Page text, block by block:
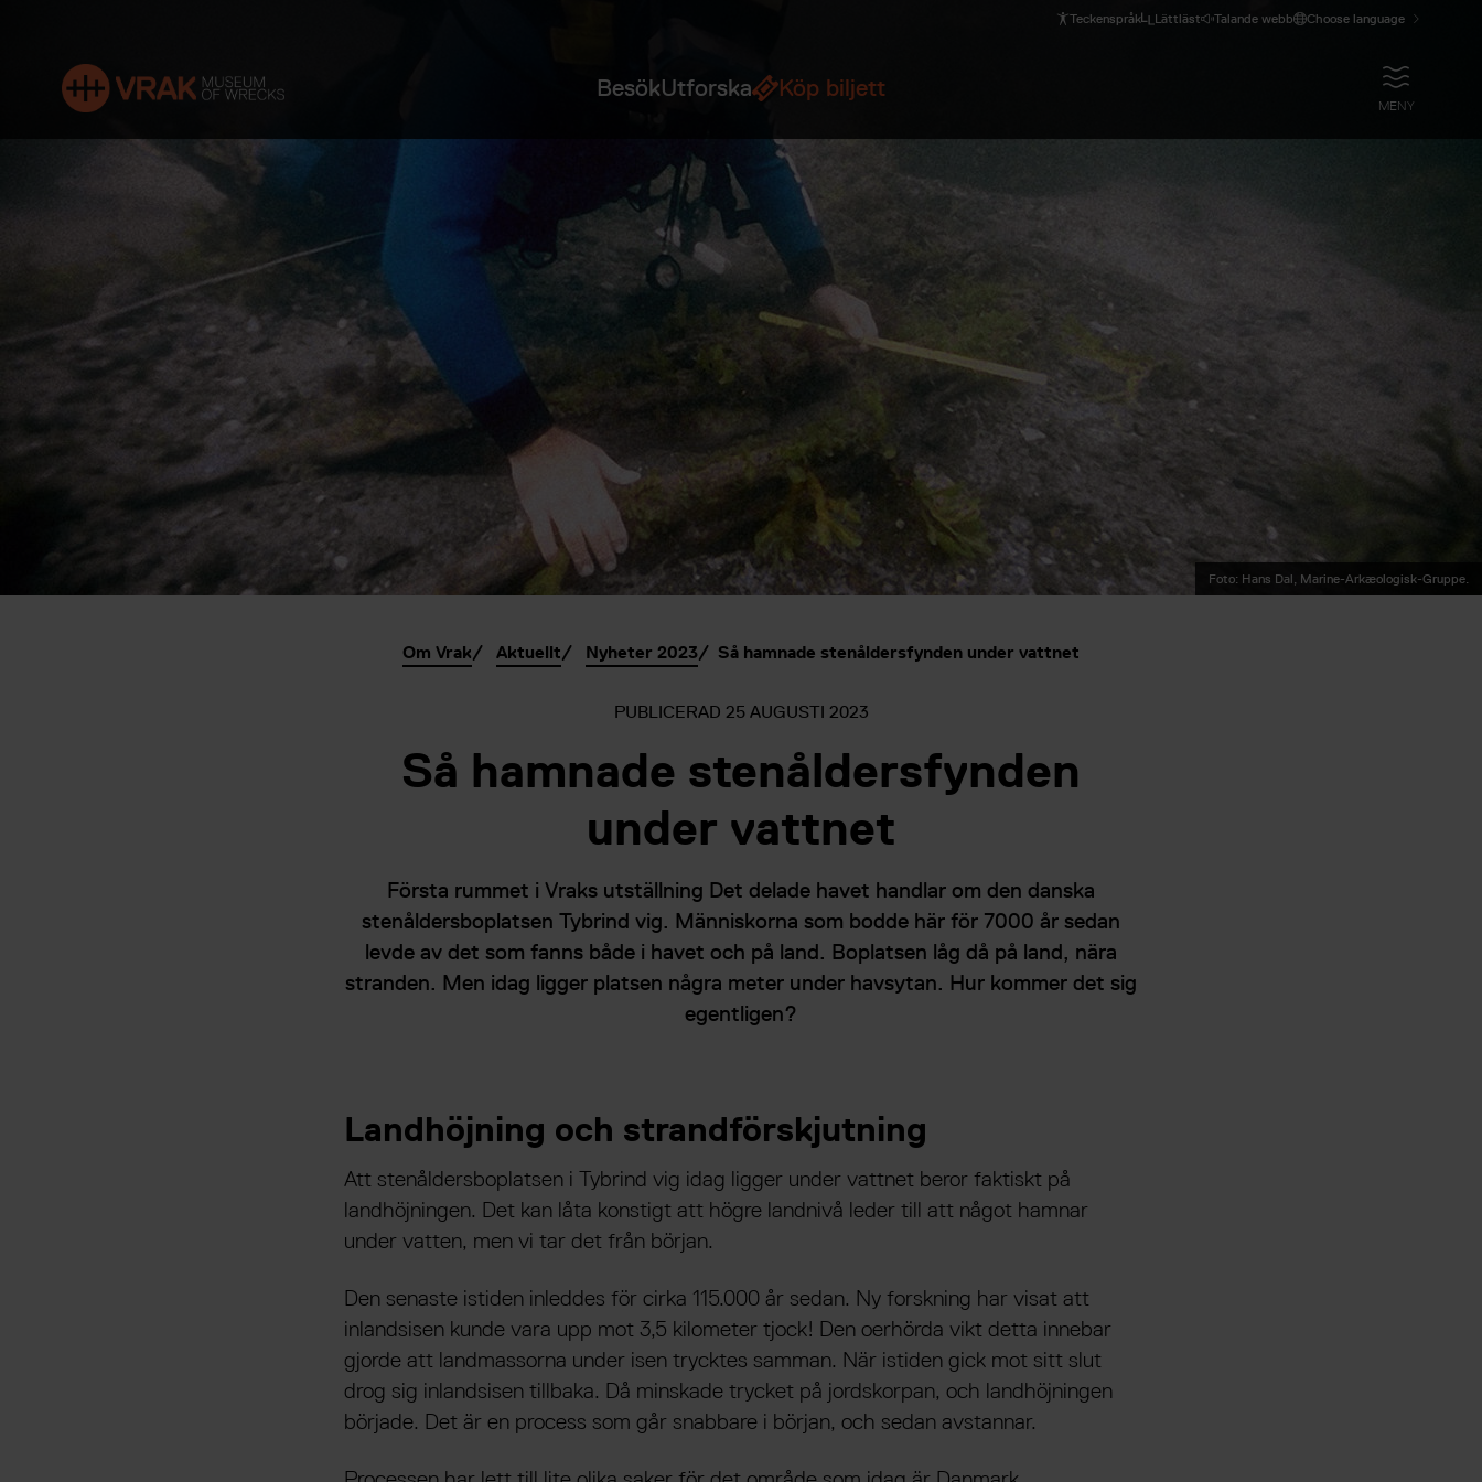
Teckenspråk Lättläst Talande webb Choose language
BesökUtforska Köp biljett
ÖPPNA
MENY
Foto: Hans Dal, Marine-Arkæologisk-Gruppe.
Om Vrak Aktuellt Nyheter 2023 Så hamnade stenåldersfynden under vattnet
PUBLICERAD 25 AUGUSTI 2023
Så hamnade stenåldersfynden
under vattnet
Första rummet i Vraks utställning Det delade havet handlar om den danska
stenåldersboplatsen Tybrind vig. Människorna som bodde här för 7000 år sedan
levde av det som fanns både i havet och på land. Boplatsen låg då på land, nära
stranden. Men idag ligger platsen några meter under havsytan. Hur kommer det sig
egentligen?
Landhöjning och strandförskjutning
Att stenåldersboplatsen i Tybrind vig idag ligger under vattnet beror faktiskt på
landhöjningen. Det kan låta konstigt att högre landnivå leder till att något hamnar
under vatten, men vi tar det från början.
Den senaste istiden inleddes för cirka 115.000 år sedan. Ny forskning har visat att
inlandsisen kunde vara upp mot 3,5 kilometer tjock! Den oerhörda vikt detta innebar
gjorde att landmassorna under isen trycktes samman. När istiden gick mot sitt slut
drog sig inlandsisen tillbaka. Då minskade trycket på jordskorpan, och landhöjningen
började. Det är en process som går snabbare i början, och sedan avstannar.